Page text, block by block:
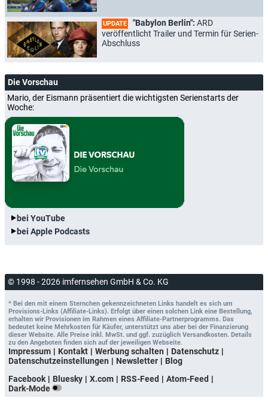
UPDATE "Babylon Berlin": ARD
veröffentlicht Trailer und Termin für Serien-
Abschluss
Die Vorschau
Mario, der Eismann präsentiert die wichtigsten Serienstarts der
Woche:
bei YouTube
bei Apple Podcasts
© 1998 - 2026 imfernsehen GmbH & Co. KG
* Bei den mit einem Sternchen gekennzeichneten Links handelt es sich um
Provisions-Links (Affiliate-Links). Erfolgt über einen solchen Link eine Bestellung,
erhalten wir Provisionen im Rahmen eines Affiliate-Partnerprogramms. Das
bedeutet keine Mehrkosten für Käufer, unterstützt uns aber bei der Finanzierung
dieser Website. Alle Preise inkl. MwSt. und ggf. zuzüglich Versandkosten. Details
zu den Angeboten finden sich auf der jeweiligen Webseite.
Impressum Kontakt Werbung schalten
Datenschutz
Datenschutzeinstellungen
Newsletter
Blog
Facebook
Bluesky X.com RSS-Feed
Atom-Feed
Dark-Mode